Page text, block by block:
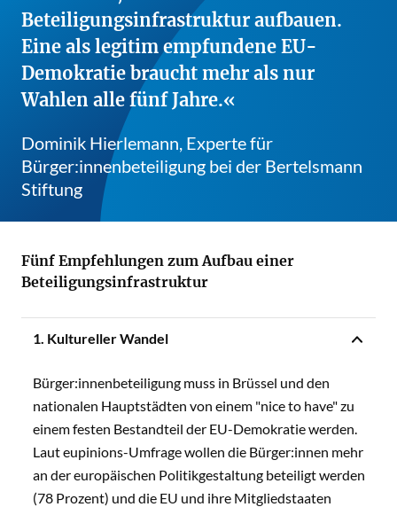
Beteiligungsinfrastruktur aufbauen.
Eine als legitim empfundene EU-
Demokratie braucht mehr als nur
Wahlen alle fünf Jahre.
Dominik Hierlemann, Experte für
Bürger:innenbeteiligung bei der Bertelsmann
Stiftung
Fünf Empfehlungen zum Aufbau einer
Beteiligungsinfrastruktur
1. Kultureller Wandel
Bürger:innenbeteiligung muss in Brüssel und den
nationalen Hauptstädten von einem "nice to have" zu
einem festen Bestandteil der EU-Demokratie werden.
Laut eupinions-Umfrage wollen die Bürger:innen mehr
an der europäischen Politikgestaltung beteiligt werden
(78 Prozent) und die EU und ihre Mitgliedstaaten